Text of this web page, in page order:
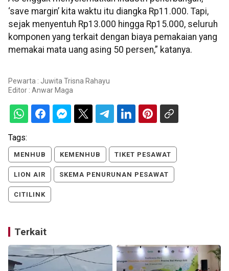
‘save margin’ kita waktu itu diangka Rp11.000. Tapi,
sejak menyentuh Rp13.000 hingga Rp15.000, seluruh
komponen yang terkait dengan biaya pemakaian yang
memakai mata uang asing 50 persen,” katanya.
Pewarta : Juwita Trisna Rahayu
Editor : Anwar Maga
Tags:
MENHUB KEMENHUB TIKET PESAWAT
LION AIR SKEMA PENURUNAN PESAWAT
CITILINK
Terkait